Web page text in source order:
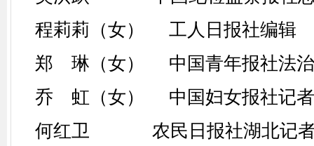
程莉莉（女） 工人日报社编辑
郑 琳（女） 中国青年报社法治
乔 虹（女） 中国妇女报社记者
何红卫 农民日报社湖北记者